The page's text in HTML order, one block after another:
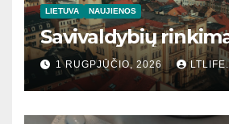
LIETUVA NAUJIENOS
Savivaldybių
1 RUGPJŪČIO, 2026